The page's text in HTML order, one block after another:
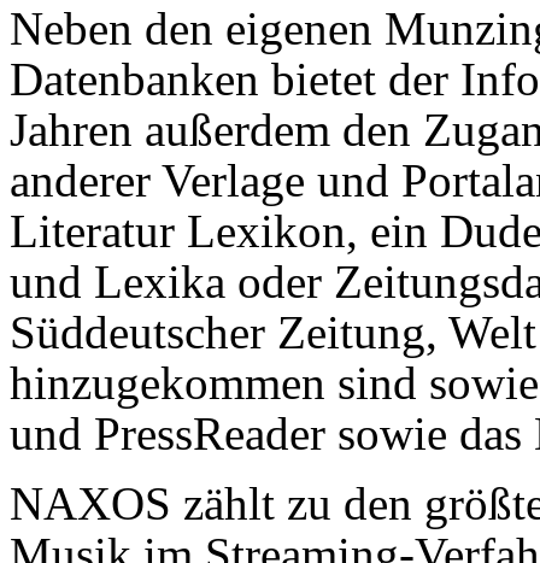
Neben den eigenen
Datenbanken bietet der
Jahren außerdem den
anderer Verlage und
Literatur Lexikon, ein
und Lexika oder
Süddeutscher Zeitung,
hinzugekommen sind
und PressReader sowie
NAXOS zählt zu den